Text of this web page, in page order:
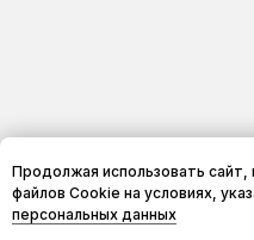
Продолжая использовать
файлов Cookie на условиях,
персональных данных